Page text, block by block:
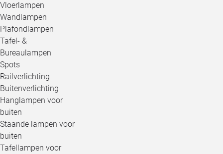
Vloerlampen
Wandlampen
Plafondlampen
Tafel- &
Bureaulampen
Spots
Railverlichting
Buitenverlichting
Hanglampen voor
buiten
Staande lampen voor
buiten
Tafellampen voor